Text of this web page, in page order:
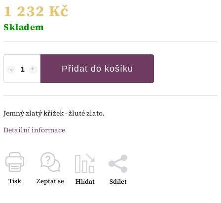
1 232 Kč
Skladem
Přidat do košíku
Jemný zlatý křížek - žluté zlato.
Detailní informace
Tisk Zeptat se Hlídat Sdílet